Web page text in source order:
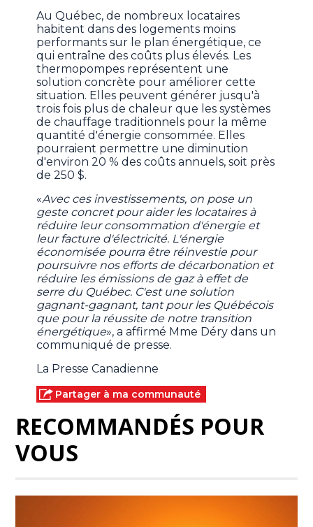
Au Québec, de nombreux locataires
habitent dans des logements moins
performants sur le plan énergétique, ce
qui entraîne des coûts plus élevés. Les
thermopompes représentent une
solution concrète pour améliorer cette
situation. Elles peuvent générer jusqu'à
trois fois plus de chaleur que les systèmes
de chauffage traditionnels pour la même
quantité d'énergie consommée. Elles
pourraient permettre une diminution
d'environ 20 % des coûts annuels, soit près
de 250 $.
«Avec ces investissements, on pose un
geste concret pour aider les locataires à
réduire leur consommation d'énergie et
leur facture d'électricité. L'énergie
économisée pourra être réinvestie pour
poursuivre nos efforts de décarbonation et
réduire les émissions de gaz à effet de
serre du Québec. C'est une solution
gagnant-gagnant, tant pour les Québécois
que pour la réussite de notre transition
énergétique», a affirmé Mme Déry dans un
communiqué de presse.
La Presse Canadienne
Partager à ma communauté
RECOMMANDÉS POUR
VOUS